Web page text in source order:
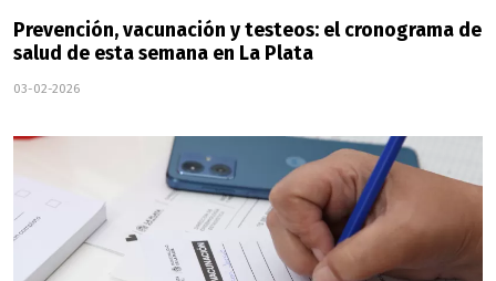
Prevención, vacunación y testeos: el cronograma de
salud de esta semana en La Plata
03-02-2026